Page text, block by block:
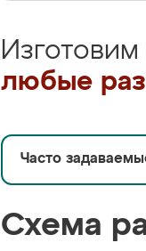
любые
Часто
Схема